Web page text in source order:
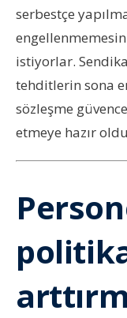
serbestçe
istiyorlar.
tehditlerin sona
sözleşme
etmeye hazır